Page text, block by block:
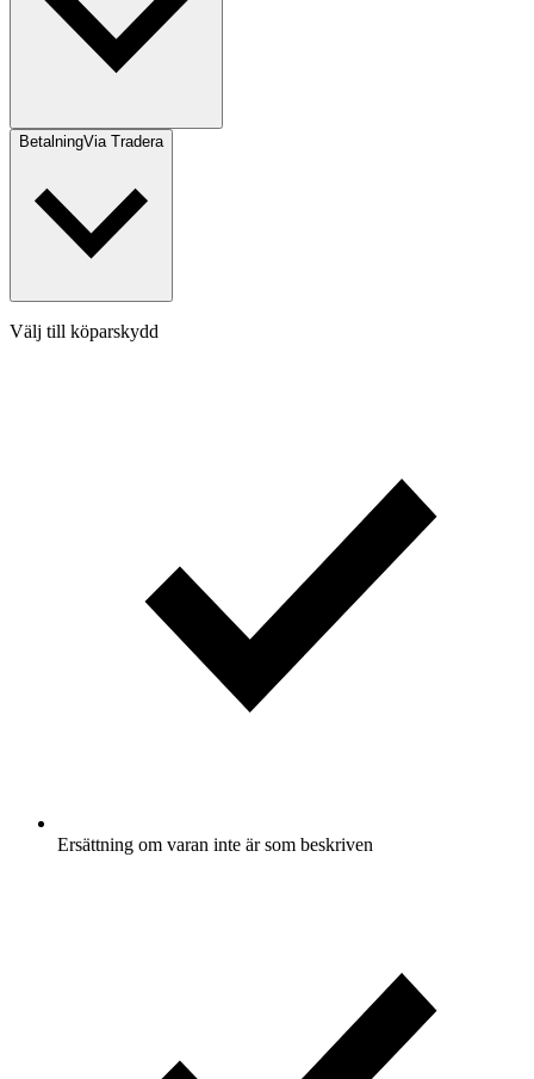
BetalningVia Tradera
Välj till köparskydd
Ersättning om varan inte är som beskriven